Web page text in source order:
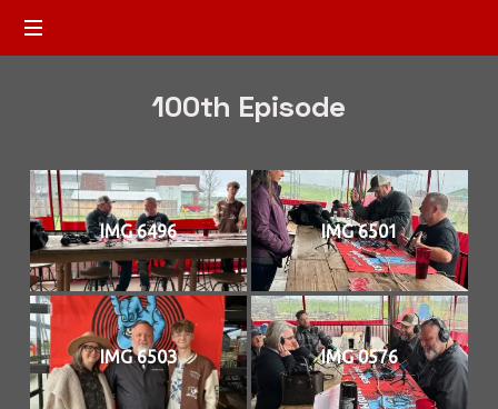
100th Episode
IMG 6496 IMG 6501
IMG 6503 IMG 0576